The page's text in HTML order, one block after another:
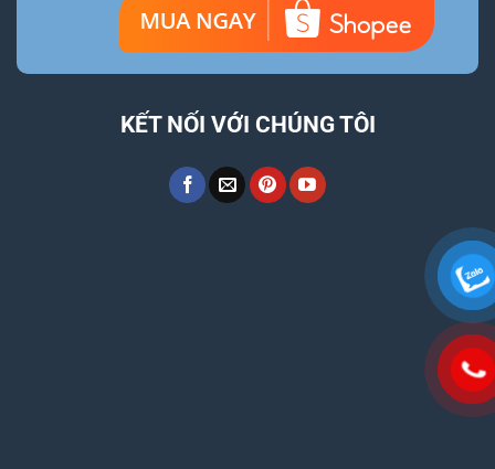
KẾT NỐI VỚI CHÚNG TÔI